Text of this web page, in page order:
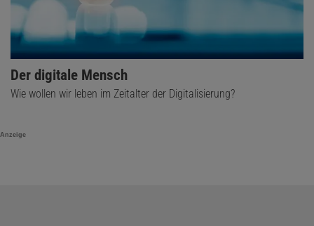
Der digitale Mensch
Wie wollen wir leben im Zeitalter der Digitalisierung?
Anzeige